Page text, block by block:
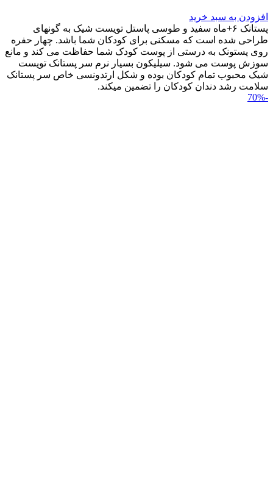
افزودن به سبد خرید
پستانک ۶+ماه سفید و طوسی پاستل تویست شیک به گونه‎ای
طراحی شده است که مسکنی برای کودکان شما باشد. چهار حفره
روی پستونک به درستی از پوست کودک شما حفاظت می کند و مانع
سوزش پوست می شود. سیلیکون بسیار نرم سر پستانک تویست
شیک محبوب تمام کودکان بوده و شکل ارتدونسی خاص سر پستانک
سلامت رشد دندان کودکان را تضمین می‎کند.
-70%